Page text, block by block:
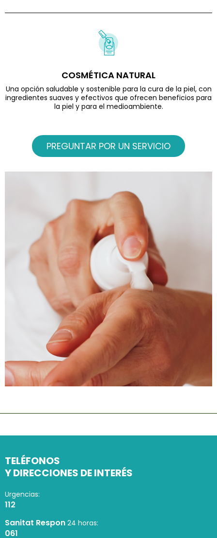
COSMÉTICA NATURAL
Una opción saludable y sostenible para la cura de la piel, con
ingredientes suaves y efectivos que ofrecen beneficios para
la piel y para el medioambiente.
PREGUNTAR POR UN SERVICIO
TELÉFONOS
Y DIRECCIONES DE INTERÉS
Urgencias:
112
Sanitat Respon 24 horas:
061